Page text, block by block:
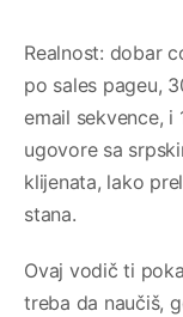
Realnost: dobar
po sales pageu,
email sekvence,
ugovore sa
klijenata, lako
stana.
Ovaj vodič ti
treba da naučiš,